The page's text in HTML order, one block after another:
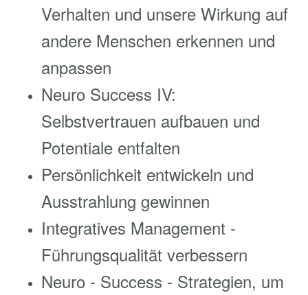
Verhalten und unsere Wirkung auf
andere Menschen erkennen und
anpassen
Neuro Success IV:
Selbstvertrauen aufbauen und
Potentiale entfalten
Persönlichkeit entwickeln und
Ausstrahlung gewinnen
Integratives Management -
Führungsqualität verbessern
Neuro - Success - Strategien, um